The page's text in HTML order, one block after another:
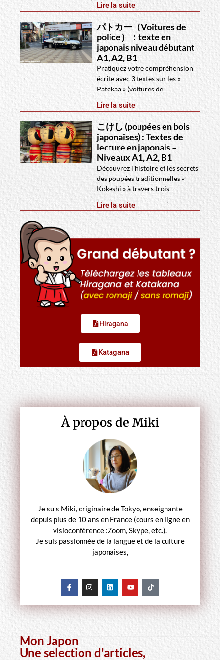
Lire la suite
パトカー（Voitures de
police）：texte en
japonais niveau débutant
A1, A2, B1
Pratiquez votre compréhension
écrite avec 3 textes sur les «
Patokaa » (voitures de
Lire la suite
こけし (poupées en bois
japonaises) : Textes de
lecture en japonais –
Niveaux A1, A2, B1
Découvrez l’histoire et les secrets
des poupées traditionnelles «
Kokeshi » à travers trois
Lire la suite
Hiragana
Katagana
À propos de Miki
Je suis Miki, originaire de Tokyo, enseignante
depuis plus de 10 ans en France (cours en ligne en
visioconférence :Zoom, Skype, etc.).
Je suis passionnée de la langue et de la culture
japonaises,
Mon Japon
Une selection d'articles,